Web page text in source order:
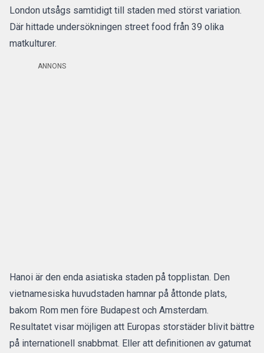
London utsågs samtidigt till staden med störst variation.
Där hittade undersökningen street food från 39 olika
matkulturer.
ANNONS
Hanoi är den enda asiatiska staden på topplistan. Den
vietnamesiska huvudstaden hamnar på åttonde plats,
bakom Rom men före Budapest och Amsterdam.
Resultatet visar möjligen att Europas storstäder blivit bättre
på internationell snabbmat. Eller att definitionen av gatumat